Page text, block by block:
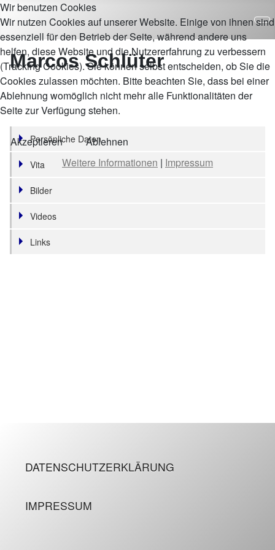
Marcos Schlüter
Persönliche Daten
Vita
Bilder
Videos
Links
DATENSCHUTZERKLÄRUNG
IMPRESSUM
Wir benutzen Cookies
Wir nutzen Cookies auf unserer Website. Einige von ihnen sind
essenziell für den Betrieb der Seite, während andere uns
helfen, diese Website und die Nutzererfahrung zu verbessern
(Tracking Cookies). Sie können selbst entscheiden, ob Sie die
Cookies zulassen möchten. Bitte beachten Sie, dass bei einer
Ablehnung womöglich nicht mehr alle Funktionalitäten der
Seite zur Verfügung stehen.
Akzeptieren
Ablehnen
Weitere Informationen | Impressum